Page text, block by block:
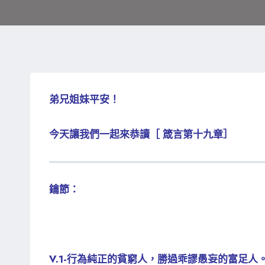
弟兄姐妹平安！
今天讓我們一起來恭讀［ 箴言第十九章］
鑰節：
V.1-行為純正的貧窮人，勝過乖謬愚妄的富足人